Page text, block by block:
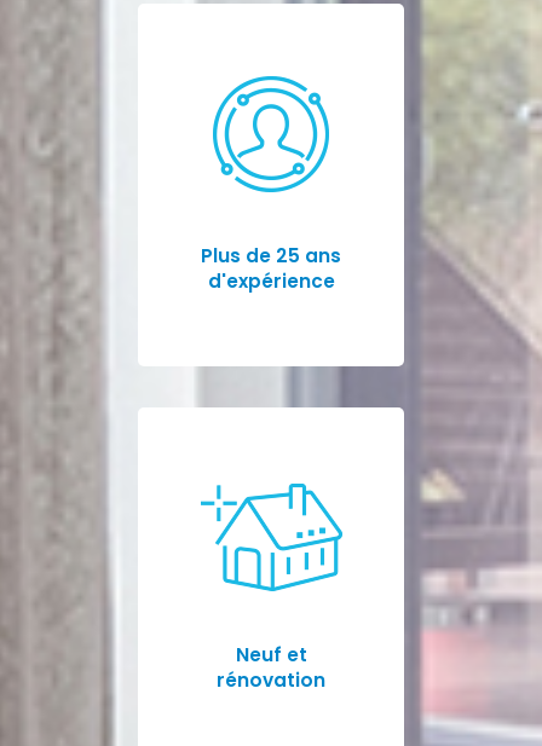
Plus de 25 ans
d'expérience
Neuf et
rénovation